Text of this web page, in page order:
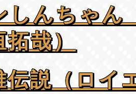
しんちゃん
哉）
伝説（ロイ